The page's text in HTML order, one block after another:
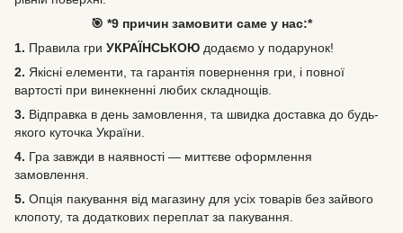
🎯 *9 причин замовити саме у нас:*
1. Правила гри УКРАЇНСЬКОЮ додаємо у подарунок!
2. Якісні елементи, та гарантія повернення гри, і повної
вартості при винекненні любих складнощів.
3. Відправка в день замовлення, та швидка доставка до будь-
якого куточка України.
4. Гра завжди в наявності — миттєве оформлення
замовлення.
5. Опція пакування від магазину для усіх товарів без зайвого
клопоту, та додаткових переплат за пакування.